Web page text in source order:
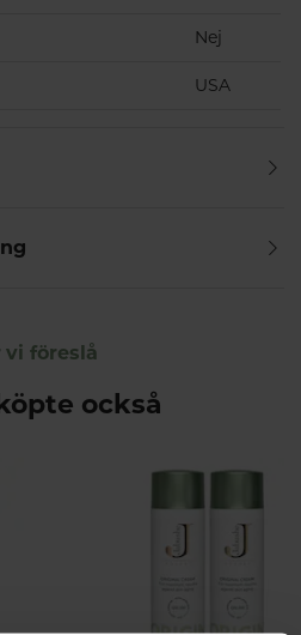
Nej
USA
vi föreslå
också